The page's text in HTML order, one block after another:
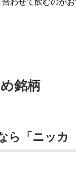
わせて飲むのが
銘柄
ら「ニッ